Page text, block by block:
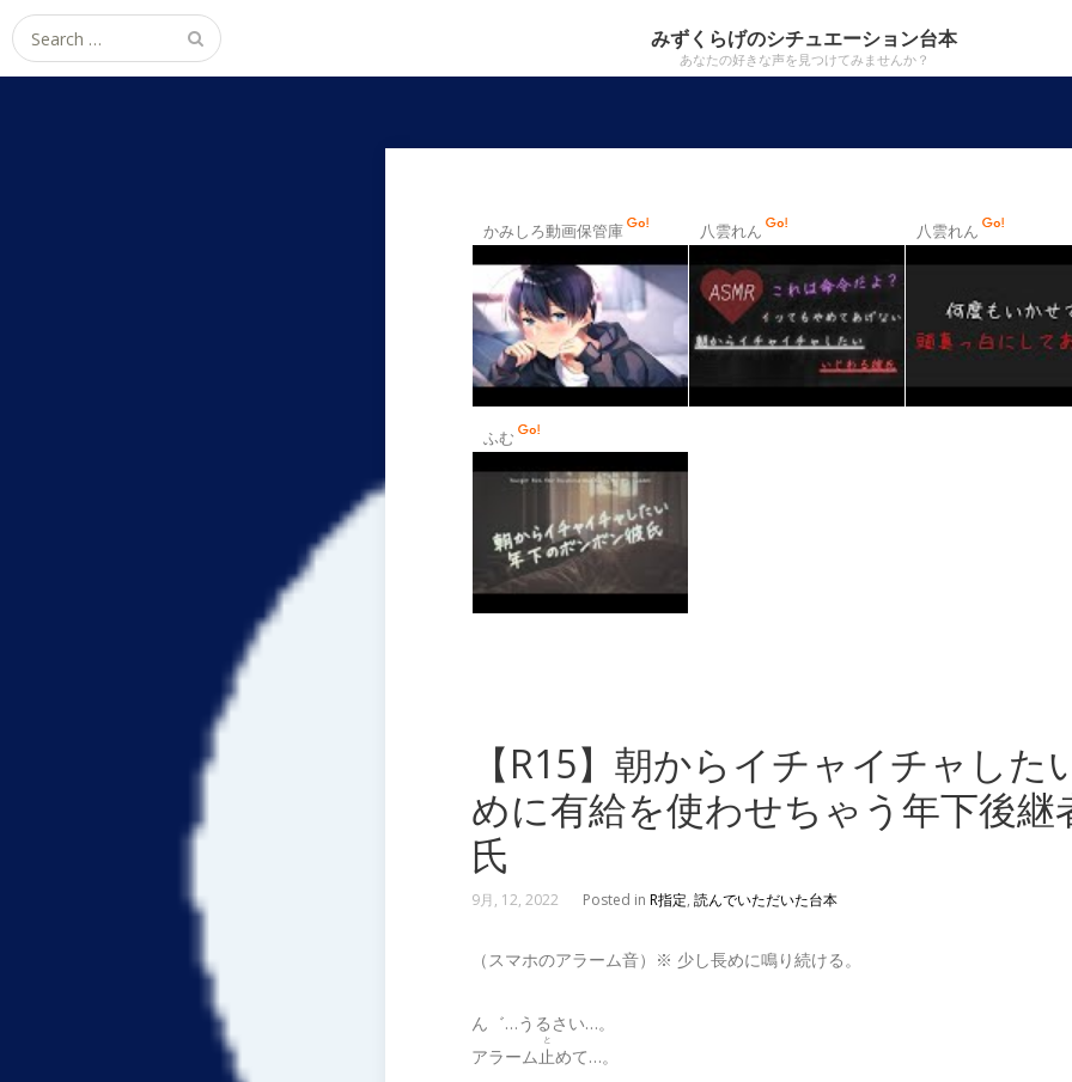
みずくらげのシチュエーション台本
あなたの好きな声を見つけてみませんか？
Search
for:
かみしろ動画保管庫 八雲れん 八雲れん
ふむ
【R15】朝からイチャイチャした
めに有給を使わせちゃう年下後継
氏
9月, 12, 2022 Posted in R指定, 読んでいただいた台本
（スマホのアラーム音）※ 少し長めに鳴り続ける。
ん゛…うるさい…。
アラーム止
と
めて…。